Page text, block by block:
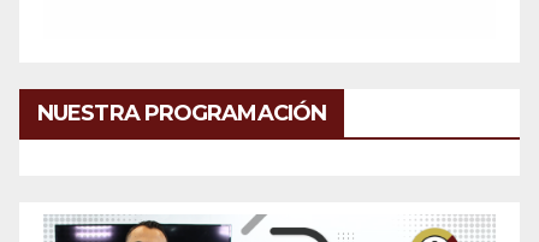
NUESTRA PROGRAMACIÓN